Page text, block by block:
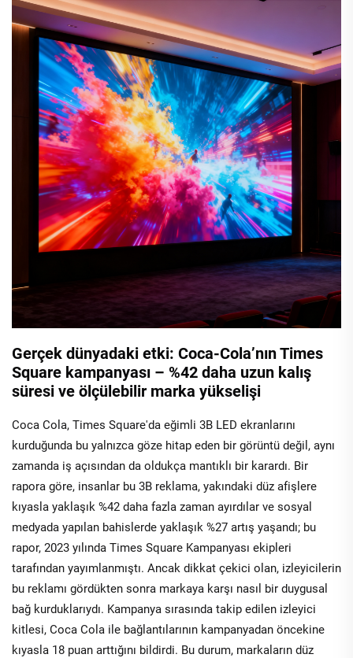
Gerçek dünyadaki etki: Coca-Cola’nın Times
Square kampanyası – %42 daha uzun kalış
süresi ve ölçülebilir marka yükselişi
Coca Cola, Times Square'da eğimli 3B LED ekranlarını
kurduğunda bu yalnızca göze hitap eden bir görüntü değil, aynı
zamanda iş açısından da oldukça mantıklı bir karardı. Bir
rapora göre, insanlar bu 3B reklama, yakındaki düz afişlere
kıyasla yaklaşık %42 daha fazla zaman ayırdılar ve sosyal
medyada yapılan bahislerde yaklaşık %27 artış yaşandı; bu
rapor, 2023 yılında Times Square Kampanyası ekipleri
tarafından yayımlanmıştı. Ancak dikkat çekici olan, izleyicilerin
bu reklamı gördükten sonra markaya karşı nasıl bir duygusal
bağ kurduklarıydı. Kampanya sırasında takip edilen izleyici
kitlesi, Coca Cola ile bağlantılarının kampanyadan öncekine
kıyasla 18 puan arttığını bildirdi. Bu durum, markaların düz